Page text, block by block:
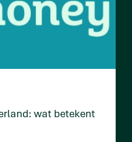
wat betekent